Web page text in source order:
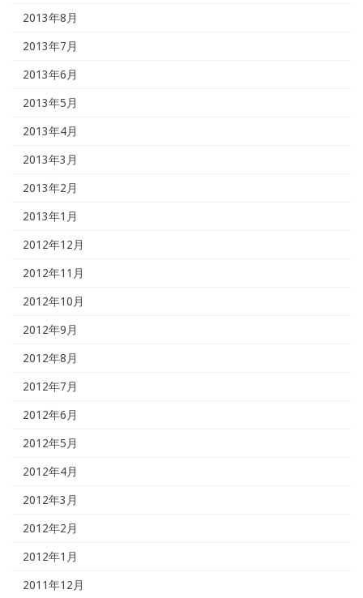
2013年8月
2013年7月
2013年6月
2013年5月
2013年4月
2013年3月
2013年2月
2013年1月
2012年12月
2012年11月
2012年10月
2012年9月
2012年8月
2012年7月
2012年6月
2012年5月
2012年4月
2012年3月
2012年2月
2012年1月
2011年12月